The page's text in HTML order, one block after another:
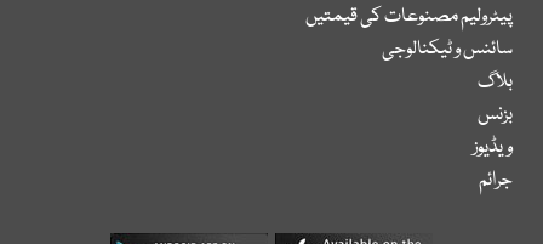
پیٹرولیم مصنوعات کی قیمتیں
سائنس و ٹیکنالوجی
بلاگ
بزنس
ویڈیوز
جرائم